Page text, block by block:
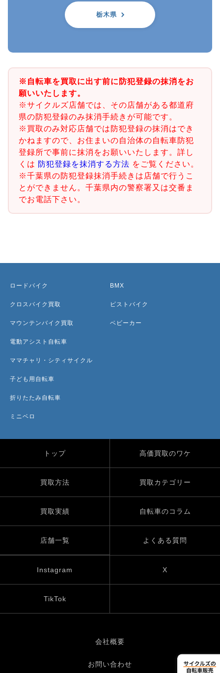
栃木県
※自転車を買取に出す前に防犯登録の抹消をお
願いいたします。
※サイクルズ店舗では、その店舗がある都道府
県の防犯登録のみ抹消手続きが可能です。
※買取のみ対応店舗では防犯登録の抹消はでき
かねますので、お住まいの自治体の自転車防犯
登録所で事前に抹消をお願いいたします。詳し
くは 防犯登録を抹消する方法 をご覧ください。
※千葉県の防犯登録抹消手続きは店舗で行うこ
とができません。千葉県内の警察署又は交番ま
でお電話下さい。
ロードバイク
クロスバイク買取
マウンテンバイク買取
電動アシスト自転車
ママチャリ・シティサイクル
子ども用自転車
折りたたみ自転車
ミニベロ
BMX
ピストバイク
ベビーカー
トップ 高価買取のワケ
買取方法 買取カテゴリー
買取実績 自転車のコラム
店舗一覧 よくある質問
Instagram X
TikTok
会社概要
お問い合わせ